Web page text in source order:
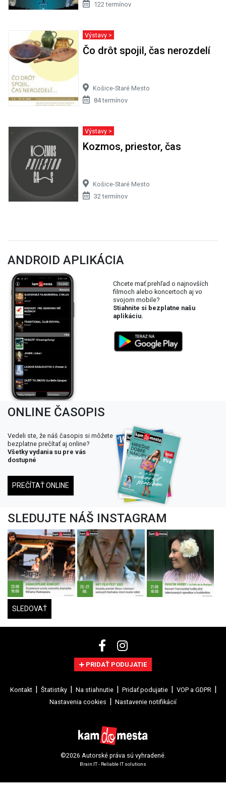
122 termínov
Výstavy >
Čo drôt spojil, čas nerozdelí
Košice-Staré Mesto
84 termínov
Výstavy >
Kozmos, priestor, čas
Košice-Staré Mesto
32 termínov
ANDROID APLIKÁCIA
Chcete mať prehľad o najnovších
filmoch alebo koncertoch aj vo
svojom mobile?
Stiahnite si bezplatne našu
aplikáciu.
ONLINE ČASOPIS
Vedeli ste, že náš časopis si môžete
bezplatne prečítať aj online?
Všetky vydania su pre vás
dostupné
PREČÍTAŤ ONLINE
SLEDUJTE NÁŠ INSTAGRAM
SLEDOVAŤ
PRIDAŤ PODUJATIE
Kontakt Štatistiky Na stiahnutie Pridať podujatie
VOP a GDPR
Nastavenia cookies
Nastavenie notifikácií
©2026 Autorské práva sú vyhradené.
Brain:IT - Reliable IT solutions